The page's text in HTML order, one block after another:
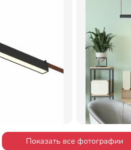
Показать все фотографии